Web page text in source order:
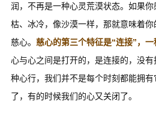
润，不再是一种心灵荒漠状态。如果
枯、冰冷，像沙漠一样，那就意味着
慈心。 慈心的第三个特征是“连接”，一
心与心之间是打开的，是连接的，没
种心行，我们并不是每个时刻都能拥
了，有的时候我们的心又关闭了。